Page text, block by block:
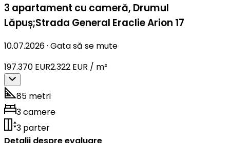
3 apartament cu cameră, Drumul
Lăpuș;Strada General Eraclie Arion 17
10.07.2026· Gata să se mute
197.370 EUR2.322 EUR / m²
85 metri
3 camere
3 parter